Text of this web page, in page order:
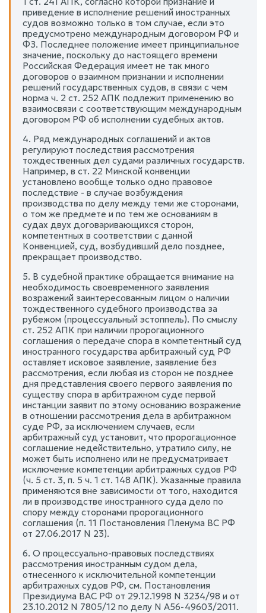
приведение в исполнение решений иностранных
судов возможно только в том случае, если это
предусмотрено международным договором РФ и
ФЗ. Последнее положение имеет принципиальное
значение, поскольку до настоящего времени
Российская Федерация имеет не так много
договоров о взаимном признании и исполнении
решений государственных судов, в связи с чем
норма ч. 2 ст. 252 АПК подлежит применению во
взаимосвязи с соответствующим международным
договором РФ об исполнении судебных актов.
4. Ряд международных соглашений и актов
регулируют последствия рассмотрения
тождественных дел судами различных государств.
Например, в ст. 22 Минской конвенции
установлено вообще только одно правовое
последствие - в случае возбуждения
производства по делу между теми же сторонами,
о том же предмете и по тем же основаниям в
судах двух договаривающихся сторон,
компетентных в соответствии с данной
Конвенцией, суд, возбудивший дело позднее,
прекращает производство.
5. В судебной практике обращается внимание на
необходимость своевременного заявления
возражений заинтересованным лицом о наличии
тождественного судебного производства за
рубежом (процессуальный эстоппель). По смыслу
ст. 252 АПК при наличии пророгационного
соглашения о передаче спора в компетентный суд
иностранного государства арбитражный суд РФ
оставляет исковое заявление, заявление без
рассмотрения, если любая из сторон не позднее
дня представления своего первого заявления по
существу спора в арбитражном суде первой
инстанции заявит по этому основанию возражение
в отношении рассмотрения дела в арбитражном
суде РФ, за исключением случаев, если
арбитражный суд установит, что пророгационное
соглашение недействительно, утратило силу, не
может быть исполнено или не предусматривает
исключение компетенции арбитражных судов РФ
(ч. 5 ст. 3, п. 5 ч. 1 ст. 148 АПК). Указанные правила
применяются вне зависимости от того, находится
ли в производстве иностранного суда дело по
спору между сторонами пророгационного
соглашения (п. 11 Постановления Пленума ВС РФ
от 27.06.2017 N 23).
6. О процессуально-правовых последствиях
рассмотрения иностранным судом дела,
отнесенного к исключительной компетенции
арбитражных судов РФ, см. Постановления
Президиума ВАС РФ от 29.12.1998 N 3234/98 и от
23.10.2012 N 7805/12 по делу N А56-49603/2011.